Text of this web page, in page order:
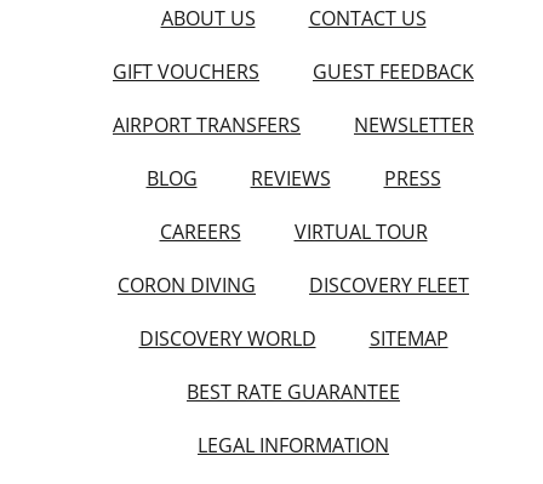
ABOUT US
CONTACT US
GIFT VOUCHERS
GUEST FEEDBACK
AIRPORT TRANSFERS
NEWSLETTER
BLOG
REVIEWS
PRESS
CAREERS
VIRTUAL TOUR
CORON DIVING
DISCOVERY FLEET
DISCOVERY WORLD
SITEMAP
BEST RATE GUARANTEE
LEGAL INFORMATION